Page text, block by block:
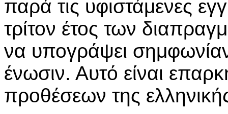
παρά τις υφιστάμενες
τρίτον έτος των
να υπογράψει
ένωσιν. Αυτό είναι
προθέσεων της